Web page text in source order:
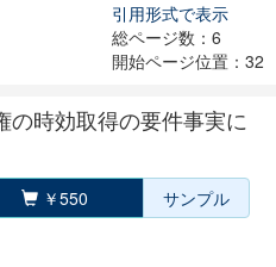
引用形式で表示
総ページ数：6
開始ページ位置：32
時効取得の要件事実に
￥550 サンプル